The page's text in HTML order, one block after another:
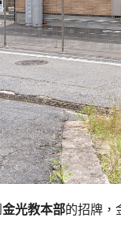
金光教本部的招牌，